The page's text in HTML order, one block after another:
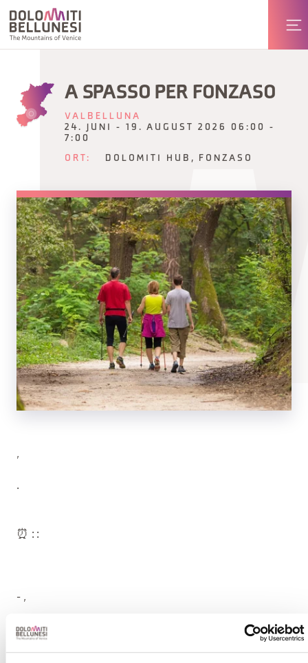
A SPASSO PER FONZASO
VALBELLUNA
24. JUNI - 19. AUGUST 2026 06:00 -
7:00
ORT: DOLOMITI HUB, FONZASO
,
.
⏰ : :
- ,